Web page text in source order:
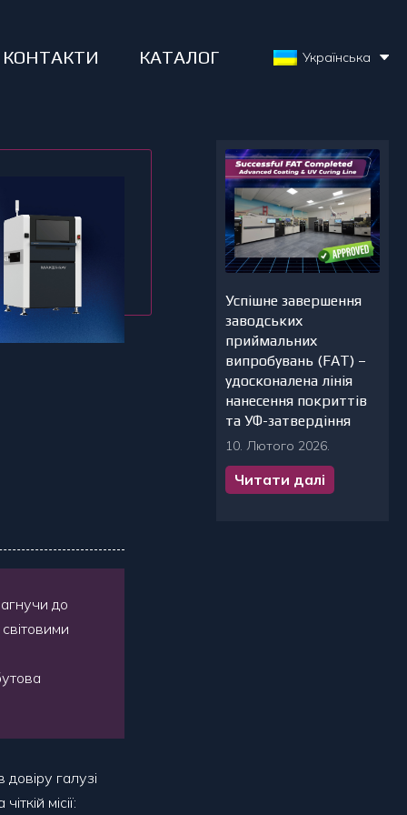
КОНТАКТИ КАТАЛОГ Українська
до
галузі
місії:
Успішне завершення
заводських
приймальних
випробувань (FAT) –
удосконалена лінія
нанесення покриттів
та УФ-затвердіння
10. Лютого 2026.
Читати далі